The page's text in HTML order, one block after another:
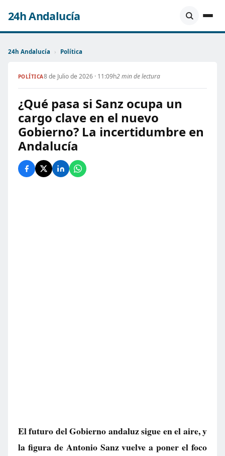
24h Andalucía
24h Andalucía › Política
POLÍTICA8 de Julio de 2026 · 11:09h2 min de lectura
¿Qué pasa si Sanz ocupa un
cargo clave en el nuevo
Gobierno? La incertidumbre en
Andalucía
El futuro del Gobierno andaluz sigue en el aire, y
la figura de Antonio Sanz vuelve a poner el foco